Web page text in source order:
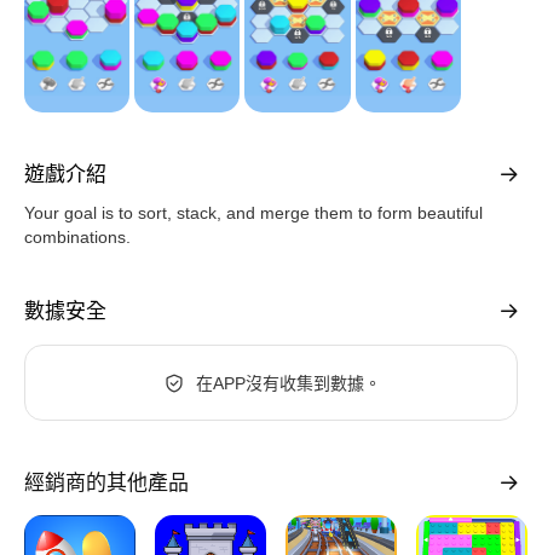
遊戲介紹
Your goal is to sort, stack, and merge them to form beautiful
combinations.
數據安全
在APP沒有收集到數據。
經銷商的其他產品